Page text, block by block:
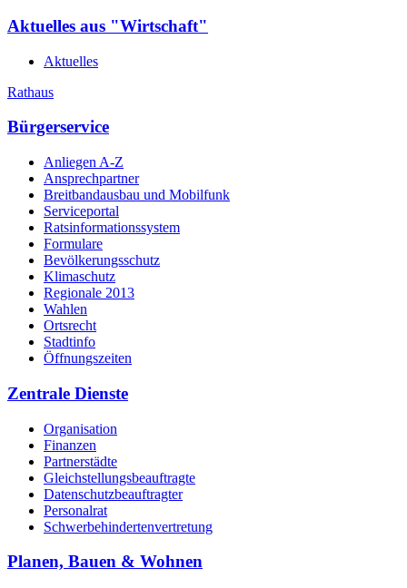
Aktuelles aus "Wirtschaft"
Aktuelles
Rathaus
Bürgerservice
Anliegen A-Z
Ansprechpartner
Breitbandausbau und Mobilfunk
Serviceportal
Ratsinformationssystem
Formulare
Bevölkerungsschutz
Klimaschutz
Regionale 2013
Wahlen
Ortsrecht
Stadtinfo
Öffnungszeiten
Zentrale Dienste
Organisation
Finanzen
Partnerstädte
Gleichstellungsbeauftragte
Datenschutzbeauftragter
Personalrat
Schwerbehinderten­vertretung
Planen, Bauen & Wohnen